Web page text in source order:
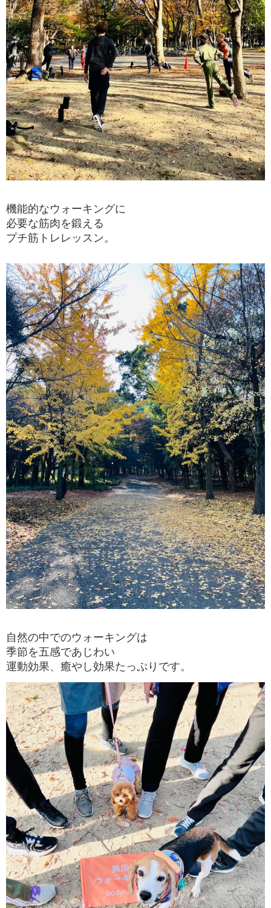
機能的なウォーキングに
必要な筋肉を鍛える
プチ筋トレレッスン。
自然の中でのウォーキングは
季節を五感であじわい
運動効果、癒やし効果たっぷりです。